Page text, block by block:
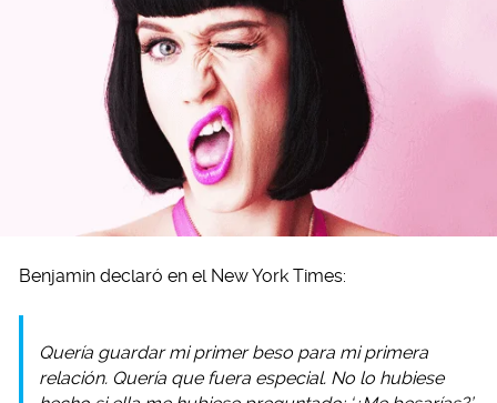
Benjamin declaró en el New York Times:
Quería guardar mi primer beso para mi primera
relación. Quería que fuera especial. No lo hubiese